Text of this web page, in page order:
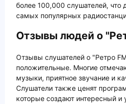
более 100,000 слушателей, что
самых популярных
Отзывы людей о
Отзывы слушателей о "Ретро
положительные. Многие
музыки, приятное звучание и
Слушатели также ценят
которые создают интересный и